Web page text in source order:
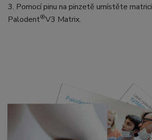
3. Pomocí pinu na pinzetě umístěte matrici
Palodent®V3 Matrix.